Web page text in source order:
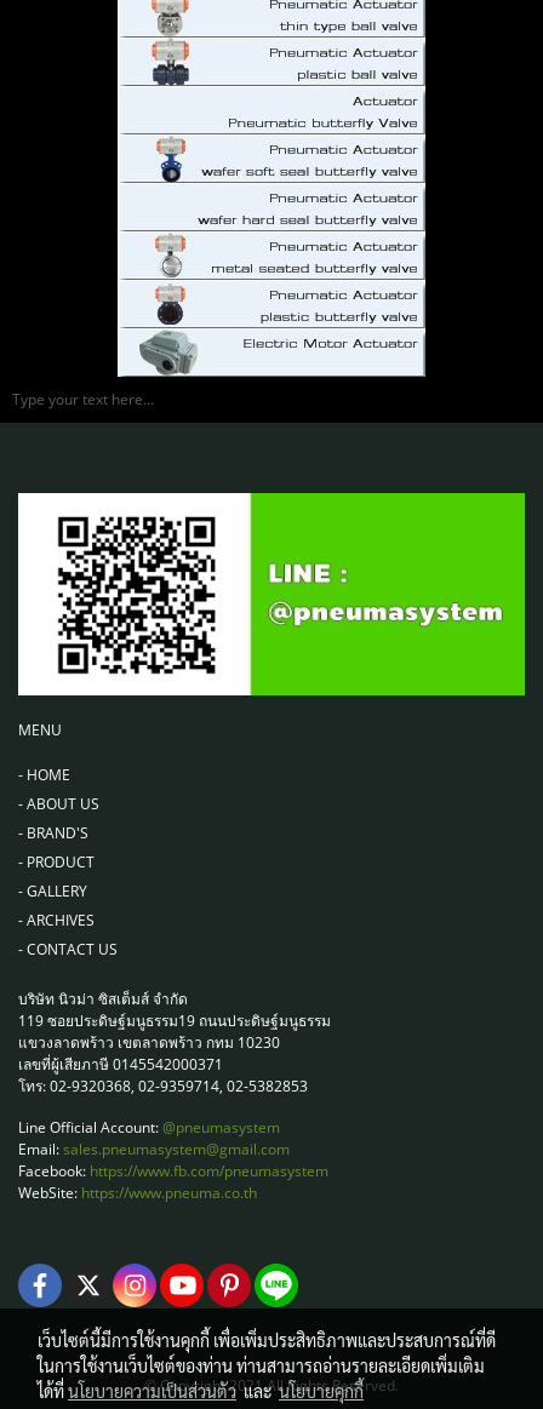
Type your text here...
MENU
- HOME
-ABOUT US
- BRAND'S
- PRODUCT
-GALLERY
-ARCHIVES
-CONTACT US
บริษัท นิวม่า ซิสเต็มส์ จำกัด
119 ซอยประดิษฐ์มนูธรรม19 ถนนประดิษฐ์มนูธรรม
แขวงลาดพร้าว เขตลาดพร้าว กทม 10230
เลขที่ผู้เสียภาษี 0145542000371
โทร: 02-9320368, 02-9359714, 02-5382853
Line Official Account:@pneumasystem
Email:sales.pneumasystem@gmail.com
Facebook: https://www.fb.com/pneumasystem
WebSite: https://www.pneuma.co.th
© Copyright 2021 All Rights Reserved.
เว็บไซต์นี้มีการใช้งานคุกกี้ เพื่อเพิ่มประสิทธิภาพและประสบการณ์ที่ดี
ในการใช้งานเว็บไซต์ของท่าน ท่านสามารถอ่านรายละเอียดเพิ่มเติม
ได้ที่นโยบายความเป็นส่วนตัวและนโยบายคุกกี้